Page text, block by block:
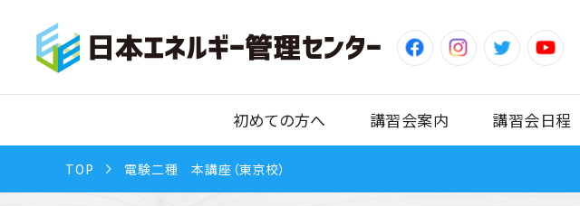
初めての方へ 講習会案内 講習会日程
TOP 電験二種 本講座（東京校）